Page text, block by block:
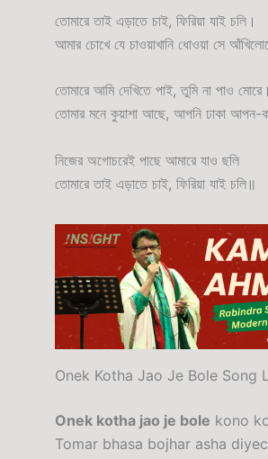
তোমারে তাই এড়াতে চাই, ফিরিয়া যাই চলি।
আমার চোখে যে চাওয়াখানি ধোওয়া সে
তোমারে আমি দেখিতে পাই, তুমি না পাও মোরে।
তোমার মনে কুয়াশা আছে, আপনি ঢাকা আপন-
নিজের অগোচরেই পাছে আমারে যাও ছলি
তোমারে তাই এড়াতে চাই, ফিরিয়া যাই চলি॥
Onek Kotha Jao Je Bole Song
Onek kotha jao je bole kono
Tomar bhasa bojhar asha